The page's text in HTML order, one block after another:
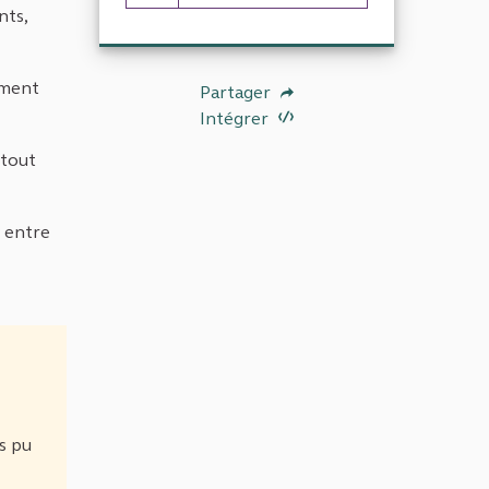
tout
entre
pu
5 abonnés
Partager
Intégrer